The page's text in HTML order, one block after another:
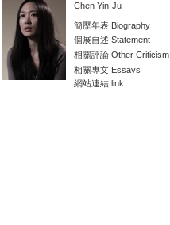
Chen Yin-Ju
簡歷年表 Biography
個展自述 Statement
相關評論 Other Criticism
相關專文 Essays
網站連結 link